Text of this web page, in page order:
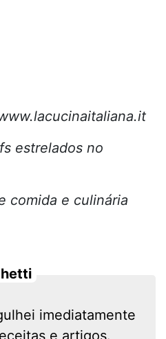
estrelados no
comida e culinária
imediatamente